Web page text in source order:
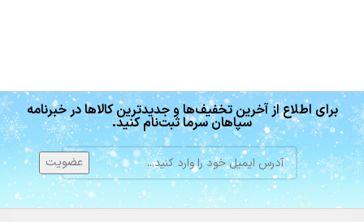
برای اطلاع از آخرین تخفیف‌ها و جدیدترین کالاها در خبرنامه
سپاهان سرما ثبت‌نام کنید.